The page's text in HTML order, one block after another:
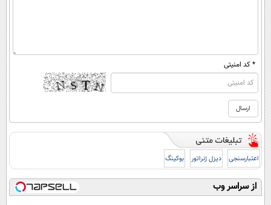
* کد امنیتی
اعتبارسنجی دیزل ژنراتور بوکینگ
از سراسر وب